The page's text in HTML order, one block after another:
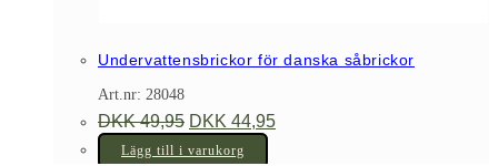
Undervattensbrickor för danska såbrickor
Art.nr: 28048
DKK49,95 Det
ursprungliga
priset
DKK 44,95
nuvarande
Lägg till i varukorg